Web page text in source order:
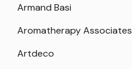
Armand Basi
Aromatherapy Associates
Artdeco